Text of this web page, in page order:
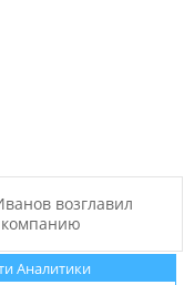
цен на
возглавил
компанию
Аналитики